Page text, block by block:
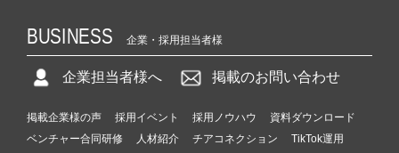
BUSINESS 企業・採用担当者様
企業担当者様へ 掲載のお問い合わせ
掲載企業様の声 採用イベント 採用ノウハウ
資料ダウンロード
ベンチャー合同研修
人材紹介 チアコネクション
TikTok運用